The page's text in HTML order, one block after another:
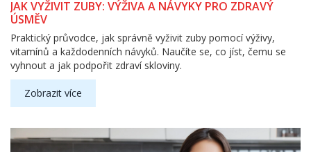
JAK VYŽIVIT ZUBY: VÝŽIVA A NÁVYKY PRO ZDRAVÝ
ÚSMĚV
Praktický průvodce, jak správně vyživit zuby pomocí výživy,
vitamínů a každodenních návyků. Naučíte se, co jíst, čemu se
vyhnout a jak podpořit zdraví skloviny.
Zobrazit více